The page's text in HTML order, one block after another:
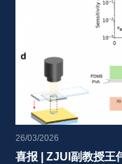
26/03/2026
喜报 | ZJUI副教授